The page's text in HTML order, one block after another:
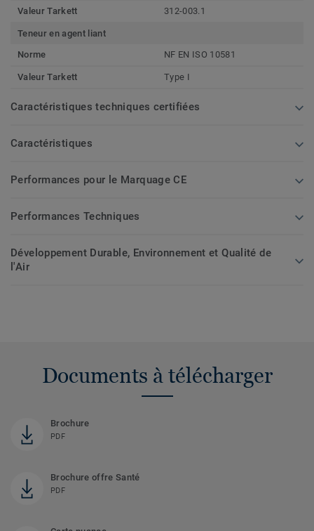
Valeur Tarkett 312-003.1
Teneur en agent liant
Norme
NF EN ISO 10581
Valeur Tarkett Type I
Caractéristiques techniques certifiées
Caractéristiques
Performances pour le Marquage CE
Performances Techniques
Développement Durable, Environnement et Qualité de
l'Air
Documents à télécharger
Brochure
PDF
Brochure offre Santé
PDF